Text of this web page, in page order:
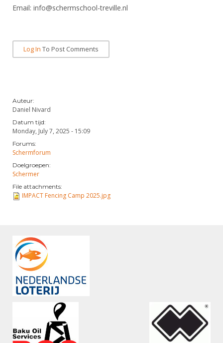
Email: info@schermschool-treville.nl
Log In To Post Comments
Auteur:
Daniel Nivard
Datum tijd:
Monday, July 7, 2025 - 15:09
Forums:
Schermforum
Doelgroepen:
Schermer
File attachments:
IMPACT Fencing Camp 2025.jpg